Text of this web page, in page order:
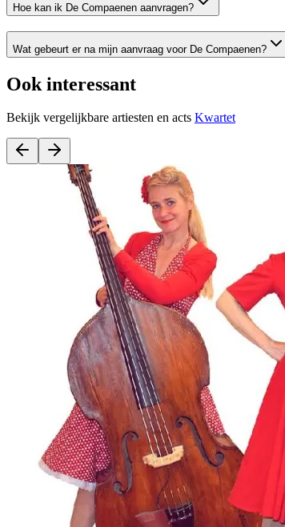
Hoe kan ik De Compaenen aanvragen?
Wat gebeurt er na mijn aanvraag voor De Compaenen?
Ook interessant
Bekijk vergelijkbare artiesten en acts Kwartet